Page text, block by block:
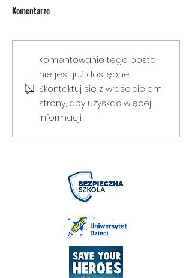
V Gminny Turniej Szachowy o
Puchar Burmistrza Bełżyc
Komentarze
Komentowanie tego posta
nie jest już dostępne.
Skontaktuj się z właścicielem
strony, aby uzyskać więcej
informacji.